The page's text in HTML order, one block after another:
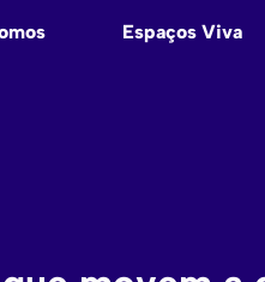
Espaços Viva